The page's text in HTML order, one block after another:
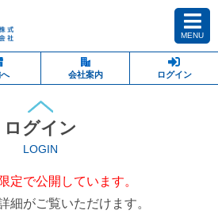
MENU
会社案内 ログイン
ログイン
LOGIN
定で公開しています。
細がご覧いただけます。